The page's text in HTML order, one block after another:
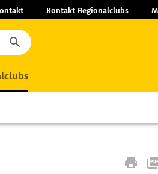
Kontakt Regionalclubs